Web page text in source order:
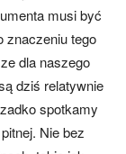
musi być
znaczeniu tego
dla naszego
dziś relatywnie
spotkamy
Nie bez